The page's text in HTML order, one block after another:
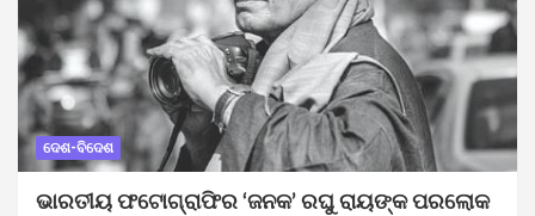
ଦେଶ-ବିଦେଶ
ଭାରତୀୟ ଫଟୋଗ୍ରାଫିର ‘ଜନକ’ ରଘୁ ରାୟଙ୍କ ପରଲୋକ